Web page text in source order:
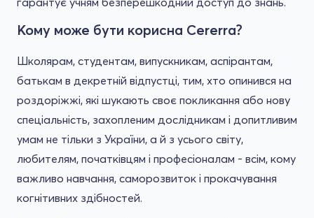
Кому може бути корисна Cererra?
Школярам, студентам, випускникам, аспірантам,
батькам в декретній відпустці, тим, хто опинився на
роздоріжжі, які шукають своє покликання або нову
спеціальність, захопленим дослідникам і допитливим
умам не тільки з України, а й з усього світу,
любителям, початківцям і професіоналам - всім, кому
важливо навчання, саморозвиток і прокачування
когнітивних здібностей.